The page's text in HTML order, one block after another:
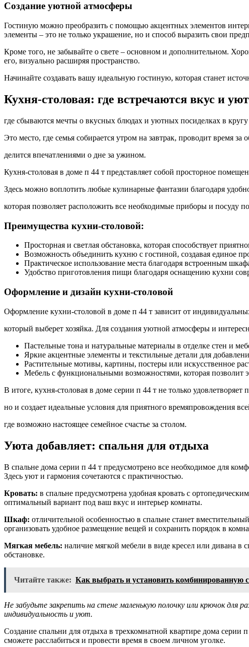
Создание уютной атмосферы
Гостиную можно преобразить с помощью акцентных элементов
элементы – это не только украшение, но и способ выразить свои
Кроме того, не забывайте о свете – основном и дополнительном.
его, визуально расширяя пространство.
Начинайте создавать вашу идеальную гостиную, которая станет
Кухня-столовая: где встречаются вкус и уют
где сбываются мечты о вкусных блюдах и уютных посиделках в кругу
Это место, где семья собирается утром на завтрак, проводит время за
делится впечатлениями о дне за ужином.
Кухня-столовая в доме п 44 т представляет собой просторное
Здесь можно воплотить любые кулинарные фантазии благодаря
которая позволяет расположить все необходимые приборы и посуду
Преимущества кухни-столовой:
Просторная и светлая обстановка, которая способствует
Возможность объединить кухню с гостиной, создавая единое
Практическое использование места благодаря встроенным
Удобство приготовления пищи благодаря оснащению кухни
Оформление и дизайн кухни-столовой
Оформление кухни-столовой в доме п 44 т зависит от
который выберет хозяйка. Для создания уютной атмосферы и
Пастельные тона и натуральные материалы в отделке стен и
Яркие акцентные элементы и текстильные детали для
Растительные мотивы, картины, постеры или искусственное
Мебель с функциональными возможностями, которая позволит
В итоге, кухня-столовая в доме серии п 44 т не только
но и создает идеальные условия для приятного времяпровождения
где возможно настоящее семейное счастье за столом.
Уюта добавляет: спальня для отдыха
В спальне дома серии п 44 т предусмотрено все необходимое для
Здесь уют и гармония сочетаются с практичностью.
Кровать: в спальне предусмотрена удобная кровать с
оптимальный вариант под ваш вкус и интерьер комнаты.
Шкаф: отличительной особенностью в спальне станет
организовать удобное размещение вещей и сохранить порядок в
Мягкая мебель: наличие мягкой мебели в виде кресел или дивана в
обстановке.
Читайте также: Как выбрать и установить комбинированную
Не забудьте закрепить на стене маленькую полочку или крючок
индивидуальность и уют.
Создание спальни для отдыха в трехкомнатной квартире дома серии
сможете расслабиться и провести время в своем личном уголке.